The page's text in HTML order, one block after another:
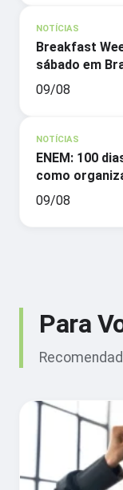
NOTÍCIAS
Breakfast
sábado em
09/08
NOTÍCIAS
ENEM: 100
como
09/08
Para